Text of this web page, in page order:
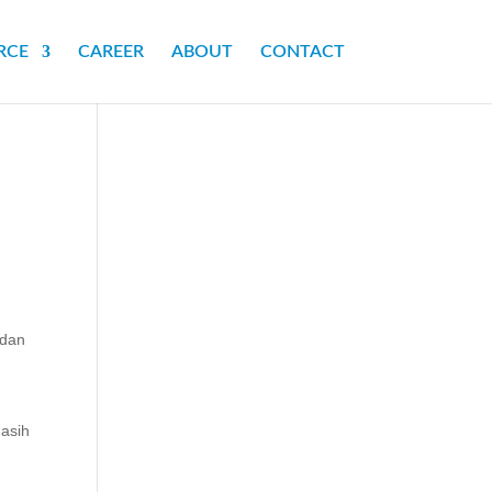
CAREER ABOUT CONTACT